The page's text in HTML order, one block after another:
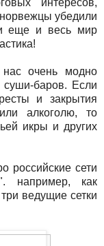
убедили
еще и весь мир
очень модно
суши-баров. Если
и закрытия
алкоголю, то
икры и других
российские сети
например, как
ведущие сетки